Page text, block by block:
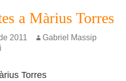
a Màrius Torres
2011
Gabriel Massip
Torres